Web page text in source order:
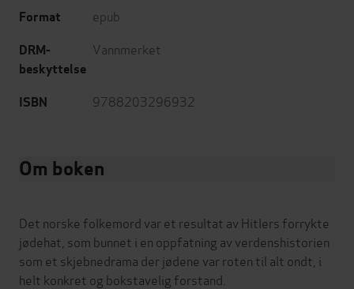
Format epub
DRM-
beskyttelse
Vannmerket
ISBN 9788203296932
Om boken
Det norske folkemord var et resultat av Hitlers forrykte
jødehat, som bunnet i en oppfatning av verdenshistorien
som et skjebnedrama der jødene var roten til alt ondt, i
helt konkret og bokstavelig forstand.